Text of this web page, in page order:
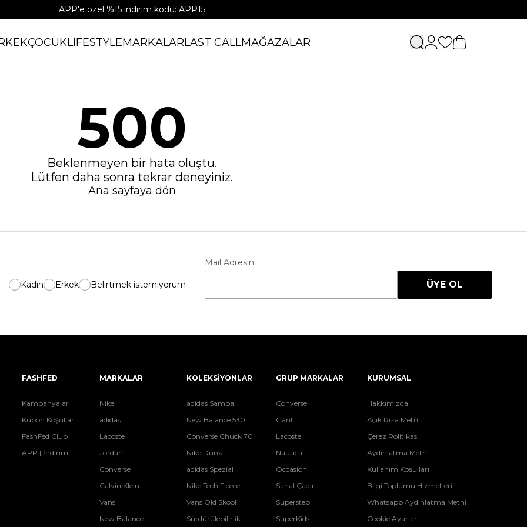
APP'e özel %15 indirim kodu: APP15
ÇOCUKLIFESTYLEMARKALARLAST CALLMAĞAZALAR
500
Beklenmeyen bir hata oluştu.
Lütfen daha sonra tekrar deneyiniz.
Ana sayfaya dön
Kadın Erkek Belirtmek istemiyorum
Mail Adresin
ÜYE OL
FASHFED
Kampanyalar
Kupon Koşulları
FashFed Club
APP | İndirim
MARKALAR
Nike
adidas
Lacoste
Jordan
Converse
Calvin Klein
Vans
New Balance
KOLEKSİYONLAR
adidas Samba
New Balance 530
Converse Chuck 70
Nike Dunk
adidas Spezial
Nike Tech Fleece
Vans Old Skool
Sürdürülebilirlik
GRUP MARKALAR
Converse
Gant
Lacoste
Nautica
Occasion
Sanal Çadır
Superstep
SuperKids
KURUMSAL
Hakkımızda
Açık Rıza Metni
Çerez Politikası
Aydınlatma Metni
Kullanım Koşulları
Bilgi Toplumu Hizmetleri
Whatsapp Aydınlatma Metni
Cookie Ayarları